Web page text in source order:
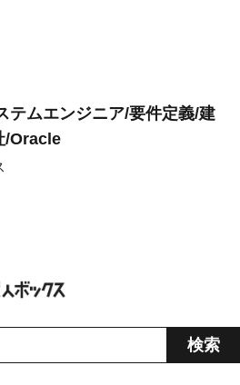
テムエンジニア/要件定義/建
/Oracle